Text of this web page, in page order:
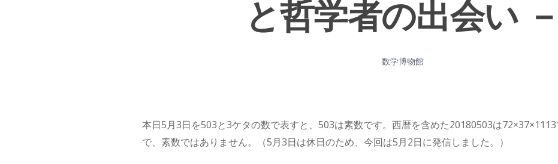
と哲学者の出会い －
数学博物館
本日5月3日を503と3ケタの数で表すと、503は素数です。西暦を含めた20180503は
で、素数ではありません。（5月3日は休日のため、今回は5月2日に発信しました。）